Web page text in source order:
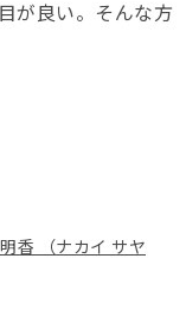
が良い。そんな方
香 （ナカイ サヤ